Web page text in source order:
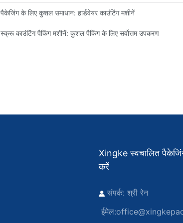
पैकेजिंग के लिए कुशल समाधान: हार्डवेयर काउंटिंग मशीनें
स्क्रू काउंटिंग पैकिंग मशीनें: कुशल पैकिंग के लिए सर्वोत्तम उपकरण
Xingke स्वचालित पैकेजिंग
करें
संपर्क: श्री रेन
ईमेल: